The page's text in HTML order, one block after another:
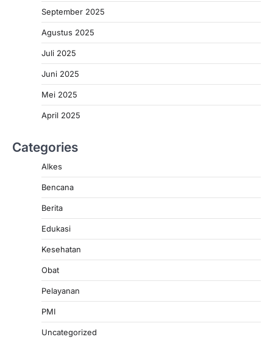
September 2025
Agustus 2025
Juli 2025
Juni 2025
Mei 2025
April 2025
Categories
Alkes
Bencana
Berita
Edukasi
Kesehatan
Obat
Pelayanan
PMI
Uncategorized